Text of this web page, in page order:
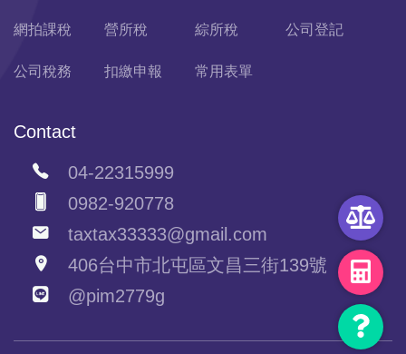
網拍課稅 營所稅 綜所稅 公司登記
公司稅務 扣繳申報 常用表單
Contact
04-22315999
0982-920778
taxtax33333@gmail.com
406台中市北屯區文昌三街139號
@pim2779g